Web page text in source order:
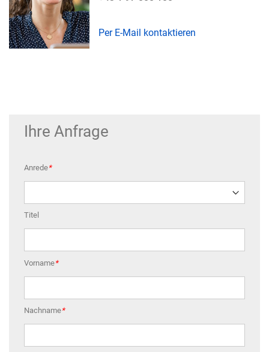
Per E-Mail kontaktieren
Ihre Anfrage
Anrede*
Titel
Vorname*
Nachname*